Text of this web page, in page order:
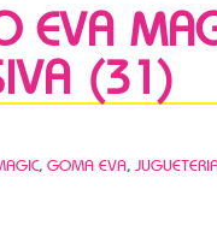
EVA
(31)
, GOMA EVA,